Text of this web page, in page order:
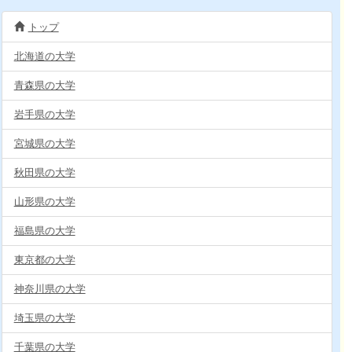
トップ
北海道の大学
青森県の大学
岩手県の大学
宮城県の大学
秋田県の大学
山形県の大学
福島県の大学
東京都の大学
神奈川県の大学
埼玉県の大学
千葉県の大学